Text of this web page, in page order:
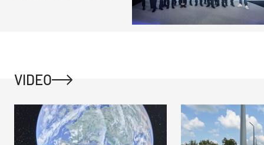
VIDEO